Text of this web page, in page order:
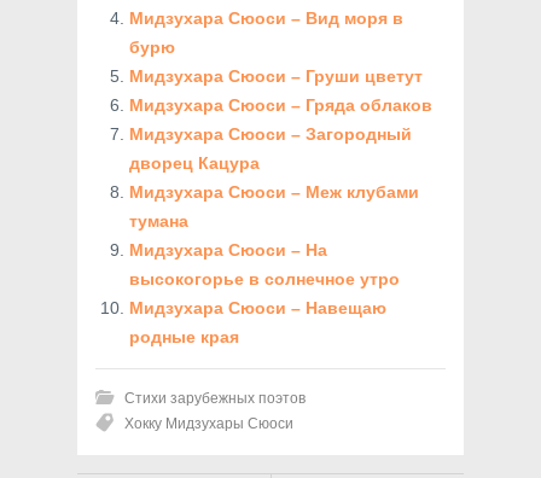
Мидзухара Сюоси – Вид моря в
бурю
Мидзухара Сюоси – Груши цветут
Мидзухара Сюоси – Гряда облаков
Мидзухара Сюоси – Загородный
дворец Кацура
Мидзухара Сюоси – Меж клубами
тумана
Мидзухара Сюоси – На
высокогорье в солнечное утро
Мидзухара Сюоси – Навещаю
родные края
Стихи зарубежных поэтов
Хокку Мидзухары Сюоси